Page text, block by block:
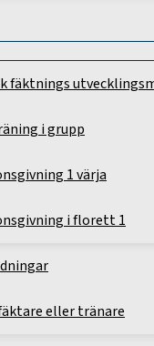
fäktnings
i grupp
1 värja
i florett 1
eller tränare